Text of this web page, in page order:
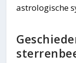
astrologische